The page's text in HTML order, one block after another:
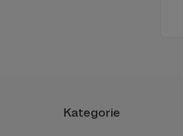
Kategorie